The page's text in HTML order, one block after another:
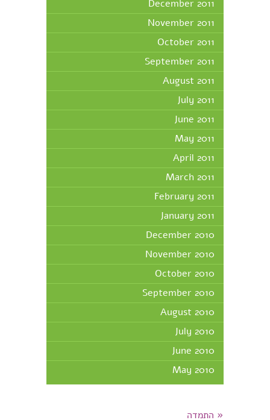
December 2011
November 2011
October 2011
September 2011
August 2011
July 2011
June 2011
May 2011
April 2011
March 2011
February 2011
January 2011
December 2010
November 2010
October 2010
September 2010
August 2010
July 2010
June 2010
May 2010
« התמדה